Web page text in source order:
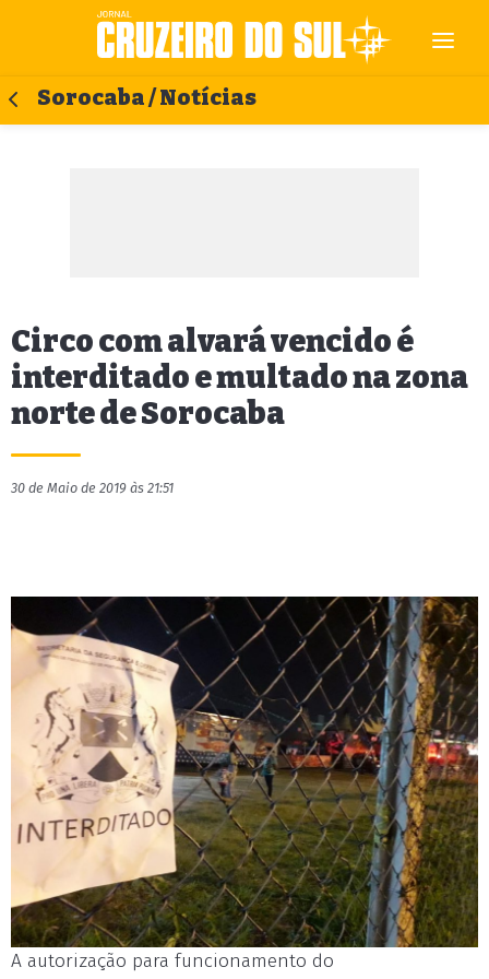
Sorocaba / Notícias
Circo com alvará vencido é
interditado e multado na zona
norte de Sorocaba
30 de Maio de 2019 às 21:51
A autorização para funcionamento do